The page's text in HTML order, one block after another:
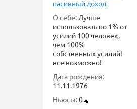
пасивный доход
О себе: Лучше
использовать по 1% от
усилий 100 человек,
чем 100%
собственных усилий!
все возможно!
Дата рождения:
11.11.1976
Ньюсы:0